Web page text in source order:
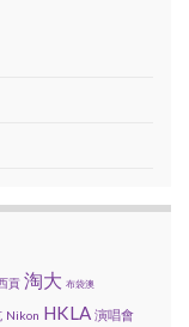
貢 淘大 布袋澳
Nikon HKLA 演唱會